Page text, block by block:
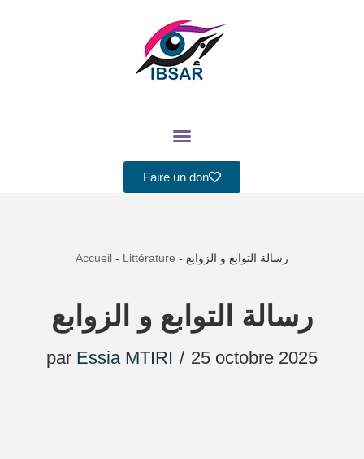
Faire un don
Accueil - Littérature - رسالة التوابع و الزوابع
رسالة التوابع و الزوابع
par Essia MTIRI 25 octobre 2025